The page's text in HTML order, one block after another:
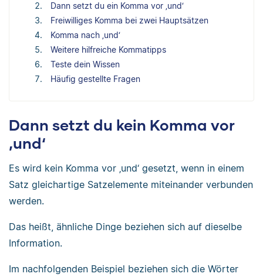
Dann setzt du ein Komma vor ‚und‘
Freiwilliges Komma bei zwei Hauptsätzen
Komma nach ‚und‘
Weitere hilfreiche Kommatipps
Teste dein Wissen
Häufig gestellte Fragen
Dann setzt du kein Komma vor
‚und‘
Es wird kein Komma vor ‚und‘ gesetzt, wenn in einem
Satz gleichartige Satzelemente miteinander verbunden
werden.
Das heißt, ähnliche Dinge beziehen sich auf dieselbe
Information.
Im nachfolgenden Beispiel beziehen sich die Wörter